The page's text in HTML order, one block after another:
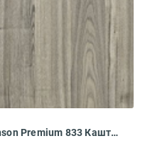
504035057 Ламинат Tarkett Robinson Premium 833 Каштан Японский